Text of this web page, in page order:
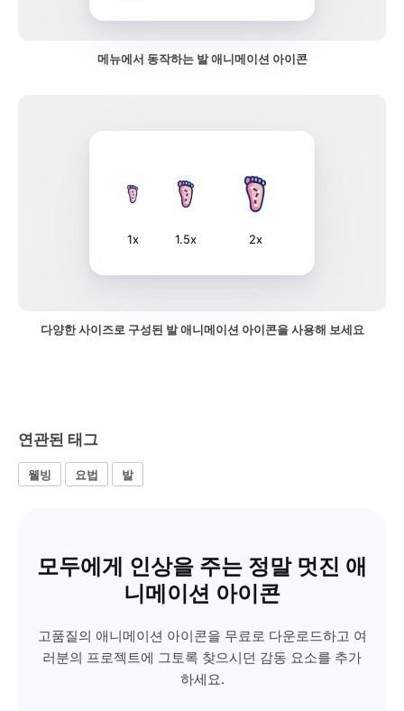
메뉴에서 동작하는 발 애니메이션 아이콘
1x 1.5x 2x
다양한 사이즈로 구성된 발 애니메이션 아이콘을 사용해 보세요
연관된 태그
웰빙 요법 발
모두에게 인상을 주는 정말 멋진 애
니메이션 아이콘
고품질의 애니메이션 아이콘을 무료로 다운로드하고 여
러분의 프로젝트에 그토록 찾으시던 감동 요소를 추가
하세요.